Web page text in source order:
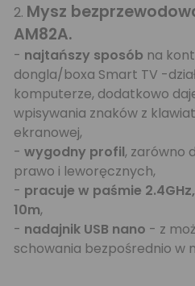
2. Mysz
AM82A.
- najtańszy sposób na
dongla/boxa Smart TV -
komputerze, dodatkowo
wpisywania znaków z
ekranowej,
- wygodny profil, zarówno
prawo i leworęcznych,
- pracuje w paśmie
10m,
- nadajnik USB nano - z
schowania bezpośrednio w